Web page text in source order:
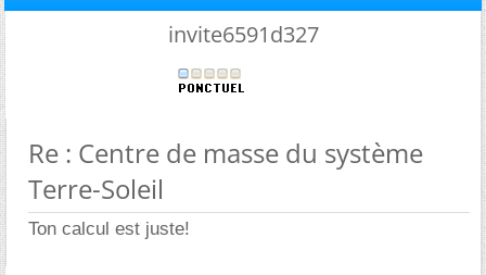
invite6591d327
Re : Centre de masse du système
Terre-Soleil
Ton calcul est juste!